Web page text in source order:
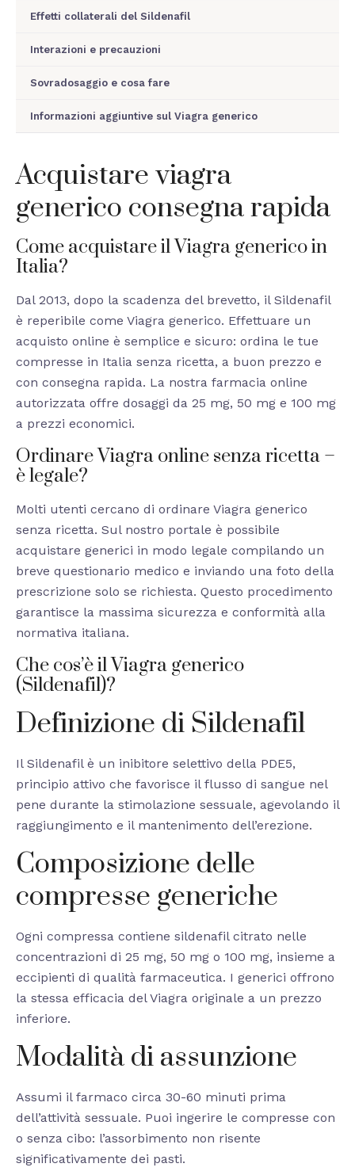
Effetti collaterali del Sildenafil
Interazioni e precauzioni
Sovradosaggio e cosa fare
Informazioni aggiuntive sul Viagra generico
Acquistare viagra
generico consegna rapida
Come acquistare il Viagra generico in
Italia?
Dal 2013, dopo la scadenza del brevetto, il Sildenafil
è reperibile come Viagra generico. Effettuare un
acquisto online è semplice e sicuro: ordina le tue
compresse in Italia senza ricetta, a buon prezzo e
con consegna rapida. La nostra farmacia online
autorizzata offre dosaggi da 25 mg, 50 mg e 100 mg
a prezzi economici.
Ordinare Viagra online senza ricetta –
è legale?
Molti utenti cercano di ordinare Viagra generico
senza ricetta. Sul nostro portale è possibile
acquistare generici in modo legale compilando un
breve questionario medico e inviando una foto della
prescrizione solo se richiesta. Questo procedimento
garantisce la massima sicurezza e conformità alla
normativa italiana.
Che cos’è il Viagra generico
(Sildenafil)?
Definizione di Sildenafil
Il Sildenafil è un inibitore selettivo della PDE5,
principio attivo che favorisce il flusso di sangue nel
pene durante la stimolazione sessuale, agevolando il
raggiungimento e il mantenimento dell’erezione.
Composizione delle
compresse generiche
Ogni compressa contiene sildenafil citrato nelle
concentrazioni di 25 mg, 50 mg o 100 mg, insieme a
eccipienti di qualità farmaceutica. I generici offrono
la stessa efficacia del Viagra originale a un prezzo
inferiore.
Modalità di assunzione
Assumi il farmaco circa 30-60 minuti prima
dell’attività sessuale. Puoi ingerire le compresse con
o senza cibo: l’assorbimento non risente
significativamente dei pasti.